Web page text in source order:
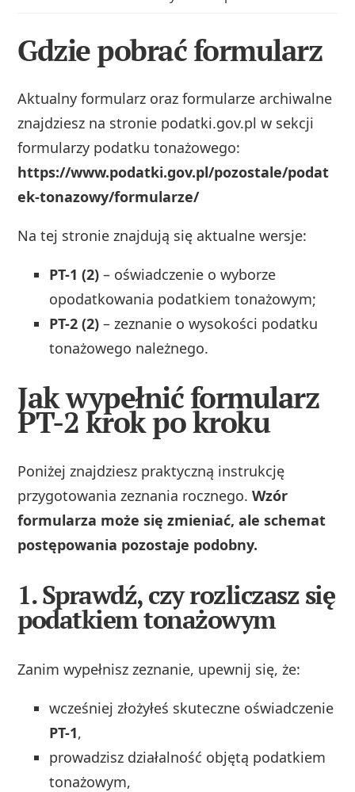
Gdzie pobrać formularz
Aktualny formularz oraz formularze archiwalne
znajdziesz na stronie podatki.gov.pl w sekcji
formularzy podatku tonażowego:
https://www.podatki.gov.pl/pozostale/podat
ek-tonazowy/formularze/
Na tej stronie znajdują się aktualne wersje:
PT-1 (2) – oświadczenie o wyborze
opodatkowania podatkiem tonażowym;
PT-2 (2) – zeznanie o wysokości podatku
tonażowego należnego.
Jak wypełnić formularz
PT-2 krok po kroku
Poniżej znajdziesz praktyczną instrukcję
przygotowania zeznania rocznego.Wzór
formularza może się zmieniać, ale schemat
postępowania pozostaje podobny.
1. Sprawdź, czy rozliczasz się
podatkiem tonażowym
Zanim wypełnisz zeznanie, upewnij się, że:
wcześniej złożyłeś skuteczne oświadczenie
PT-1,
prowadzisz działalność objętą podatkiem
tonażowym,